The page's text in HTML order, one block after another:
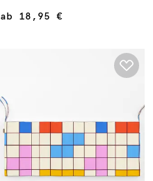
ab 18,95 €